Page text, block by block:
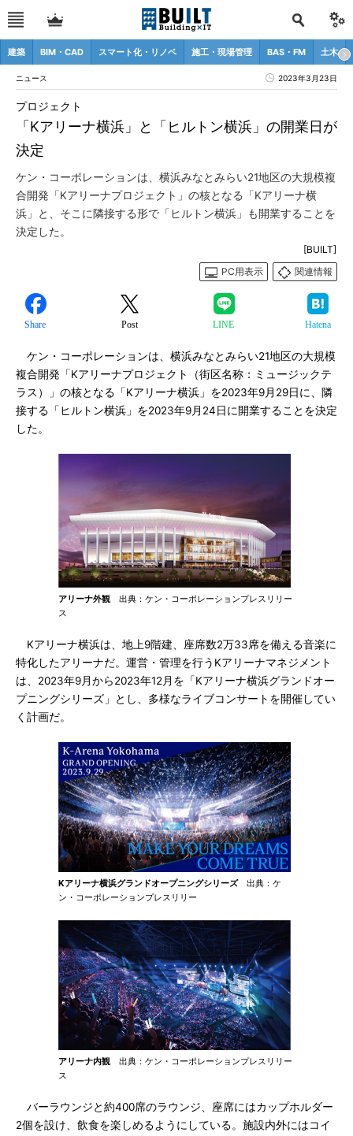
建築 BIM・CAD スマート化・リノベ 施工・現場管理 BAS・FM 土木
ニュース 2023年3月23日
「Kアリーナ横浜」と「ヒルトン横浜」の開業日が
決定
プロジェクト
ケン・コーポレーションは、横浜みなとみらい21地区の大規模複
合開発「Kアリーナプロジェクト」の核となる「Kアリーナ横
浜」と、そこに隣接する形で「ヒルトン横浜」も開業することを
決定した。
[BUILT]
PC用表示
関連情報
Share Post LINE Hatena
ケン・コーポレーションは、横浜みなとみらい21地区の大規模
複合開発「Kアリーナプロジェクト（街区名称：ミュージックテ
ラス）」の核となる「Kアリーナ横浜」を2023年9月29日に、隣
接する「ヒルトン横浜」を2023年9月24日に開業することを決定
した。
アリーナ外観 出典：ケン・コーポレーションプレスリリー
ス
Kアリーナ横浜は、地上9階建、座席数2万33席を備える音楽に
特化したアリーナだ。運営・管理を行うKアリーナマネジメント
は、2023年9月から2023年12月を「Kアリーナ横浜グランドオー
プニングシリーズ」とし、多様なライブコンサートを開催してい
く計画だ。
Kアリーナ横浜グランドオープニングシリーズ出典：ケ
ン・コーポレーションプレスリリー
アリーナ内観 出典：ケン・コーポレーションプレスリリー
ス
バーラウンジと約400席のラウンジ、座席にはカップホルダー
2個を設け、飲食を楽しめるようにしている。施設内外にはコイ